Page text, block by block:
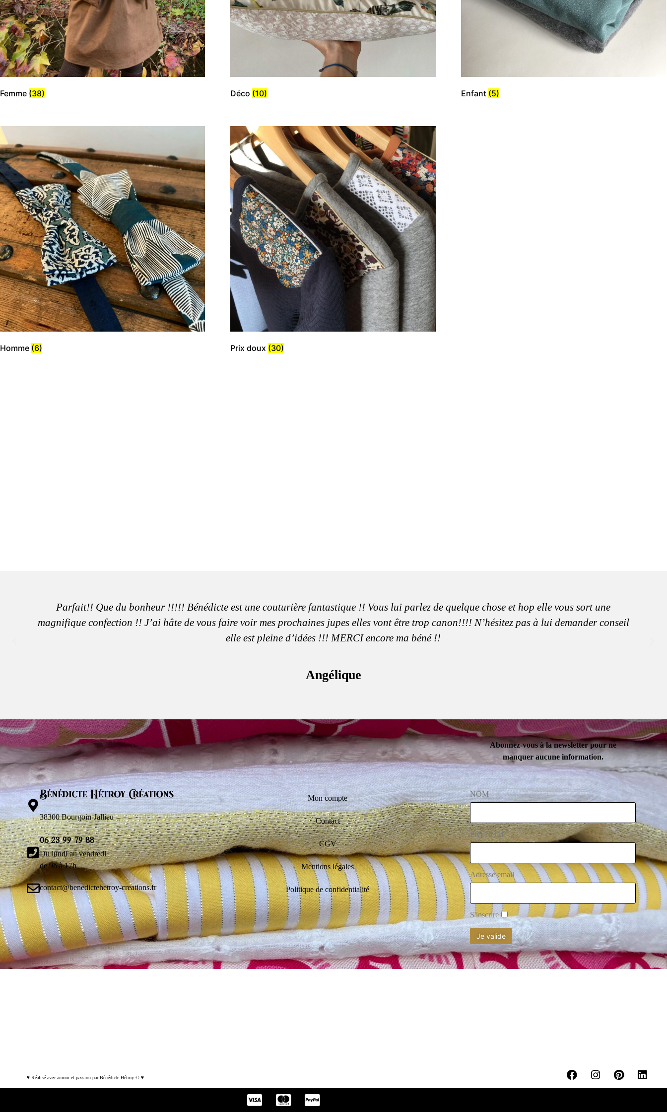
Femme (38) Déco (10) Enfant (5)
Homme (6) Prix doux (30)
Parfait!! Que du bonheur !!!!! Bénédicte est une couturière fantastique !! Vous lui parlez de quelque chose et hop elle vous sort une
magnifique confection !! J’ai hâte de vous faire voir mes prochaines jupes elles vont être trop canon!!!! N’hésitez pas à lui demander conseil
elle est pleine d’idées !!! MERCI encore ma béné !!
Angélique
Bénédicte Hétroy Créations
38300 Bourgoin-Jallieu
06 23 99 79 88
Du lundi au vendredi
de 9h à 17h
contact@benedictehetroy-creations.fr
Mon compte
Contact
CGV
Mentions légales
Politique de confidentialité
Abonnez-vous à la newsletter pour ne
manquer aucune information.
NOM
PRENOM
Adresse email
S'inscrire
♥ Réalisé avec amour et passion par Bénédicte Hétroy © ♥